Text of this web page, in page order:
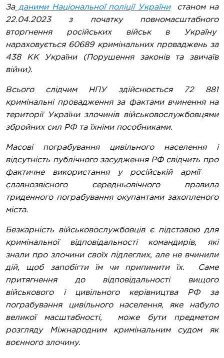
Заданими Національної поліції Українистаном на
22.04.2023 з початку повномасштабного
вторгнення російських військ в Україну
нараховується 60689 кримінальних проваджень за
438 КК України (Порушення законів та звичаїв
війни).
Всього слідчим НПУ здійснюється 72 881
кримінальні провадження за фактами вчинення на
території України злочинів військовослужбовцями
збройних сил РФ та їхніми пособниками.
Масові пограбування цивільного населення і
відсутність публічного засудження РФ свідчить про
фактичне використання у російській армії
славнозвісного середньовічного правила
триденного пограбування окупантами захопленого
міста.
Безкарність військовослужбовців є підставою для
кримінальної відповідальності командирів, які
знали про злочини своїх підлеглих, але не вчинили
дій, щоб запобігти їм чи припинити їх. Саме
притягнення до відповідальності вищого
військового і цивільного керівництва РФ за
пограбування цивільного населення, яке набуло
великої масштабності, може бути предметом
розгляду Міжнародним кримінальним судом як
воєнного злочину.